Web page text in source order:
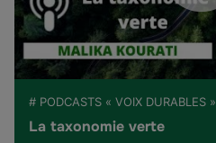
# PODCASTS « VOIX DURABLES »
La taxonomie verte